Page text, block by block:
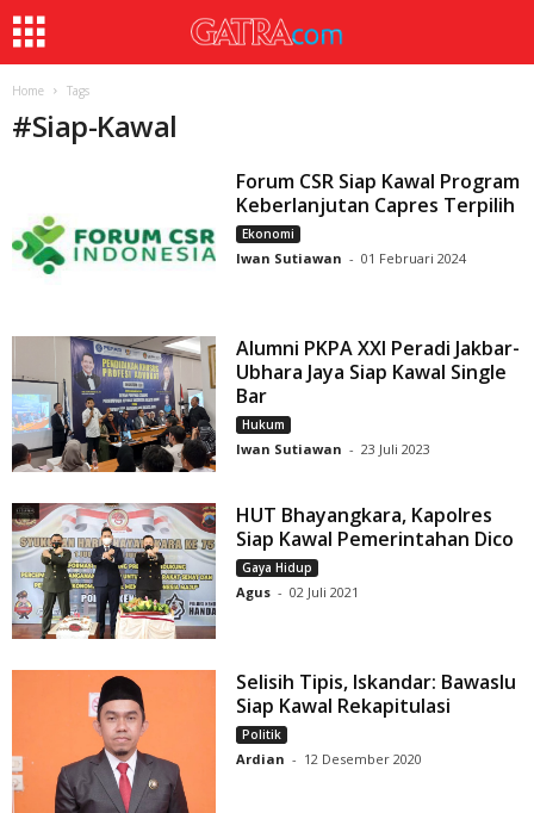
Home Tags
#Siap-Kawal
Forum CSR Siap Kawal Program
Keberlanjutan Capres Terpilih
Ekonomi
Iwan Sutiawan - 01 Februari 2024
Alumni PKPA XXI Peradi Jakbar-
Ubhara Jaya Siap Kawal Single
Bar
Hukum
Iwan Sutiawan - 23 Juli 2023
HUT Bhayangkara, Kapolres
Siap Kawal Pemerintahan Dico
Gaya Hidup
Agus - 02 Juli 2021
Selisih Tipis, Iskandar: Bawaslu
Siap Kawal Rekapitulasi
Politik
Ardian - 12 Desember 2020